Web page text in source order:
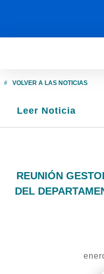
VOLVER A LAS NOTICIAS
Leer Noticia
REUNIÓN
DEL